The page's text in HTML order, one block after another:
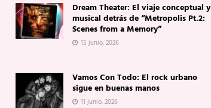
Dream Theater: El viaje conceptual y
musical detrás de “Metropolis Pt.2:
Scenes from a Memory”
15 junio, 2026
Vamos Con Todo: El rock urbano
sigue en buenas manos
11 junio, 2026